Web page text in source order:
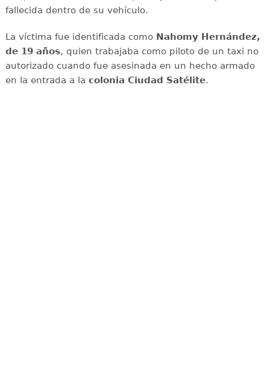
fallecida dentro de su vehículo.
La víctima fue identificada como Nahomy Hernández,
de 19 años, quien trabajaba como piloto de un taxi no
autorizado cuando fue asesinada en un hecho armado
en la entrada a la colonia Ciudad Satélite.